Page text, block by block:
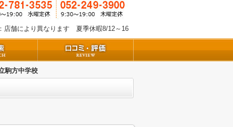
店舗により異なります 夏季休暇8/12～16
駒方中学校